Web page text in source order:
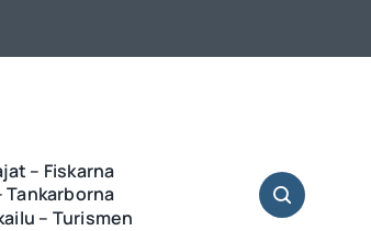
– Fiskarna
Tankarborna
– Turismen